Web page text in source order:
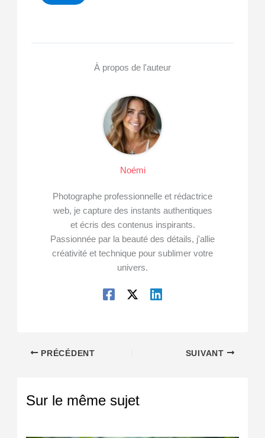
À propos de l'auteur
Noémi
Photographe professionnelle et rédactrice
web, je capture des instants authentiques
et écris des contenus inspirants.
Passionnée par la beauté des détails, j'allie
créativité et technique pour sublimer votre
univers.
PRÉCÉDENT SUIVANT
Sur le même sujet